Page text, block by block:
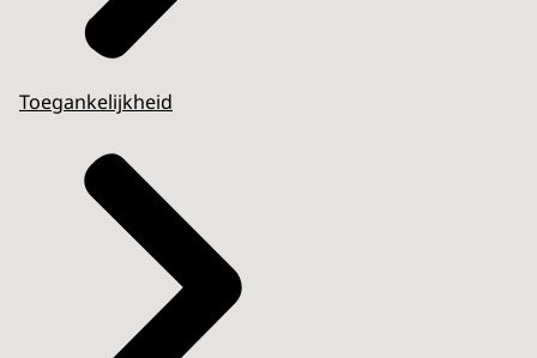
Toegankelijkheid